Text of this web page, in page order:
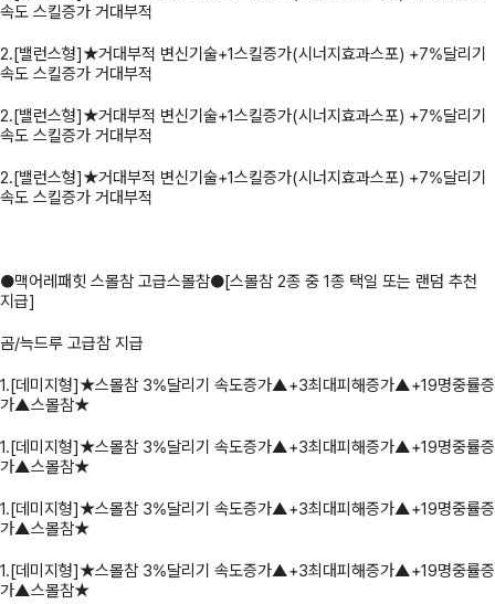
속도 스킬증가 거대부적
2.[밸런스형]★거대부적 변신기술+1스킬증가(시너지효과스포) +7%달리기
속도 스킬증가 거대부적
2.[밸런스형]★거대부적 변신기술+1스킬증가(시너지효과스포) +7%달리기
속도 스킬증가 거대부적
2.[밸런스형]★거대부적 변신기술+1스킬증가(시너지효과스포) +7%달리기
속도 스킬증가 거대부적
●맥어레패힛 스몰참 고급스몰참●[스몰참 2종 중 1종 택일 또는 랜덤 추천
지급]
곰/늑드루 고급참 지급
1.[데미지형]★스몰참 3%달리기 속도증가▲+3최대피해증가▲+19명중률증
가▲스몰참★
1.[데미지형]★스몰참 3%달리기 속도증가▲+3최대피해증가▲+19명중률증
가▲스몰참★
1.[데미지형]★스몰참 3%달리기 속도증가▲+3최대피해증가▲+19명중률증
가▲스몰참★
1.[데미지형]★스몰참 3%달리기 속도증가▲+3최대피해증가▲+19명중률증
가▲스몰참★